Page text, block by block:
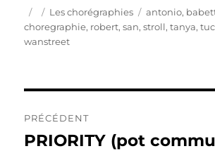
Publié
le
Catégories
Les chorégraphies Étiquettes
antonio,
choregraphie, robert,san,stroll,tanya,
wanstreet
de
PRÉCÉDENT
Publication
PRIORITY (pot